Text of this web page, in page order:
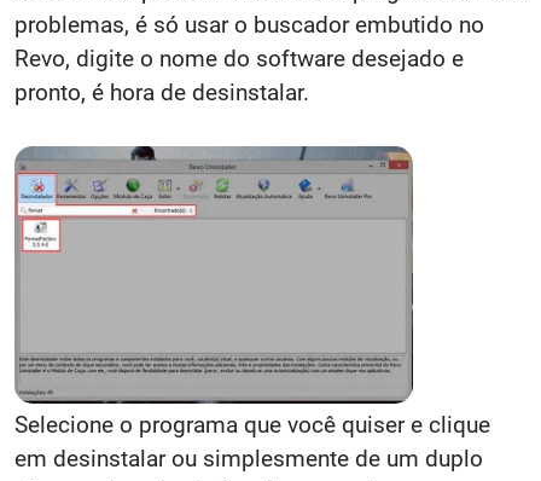
problemas, é só usar o buscador embutido no
Revo, digite o nome do software desejado e
pronto, é hora de desinstalar.
Selecione o programa que você quiser e clique
em desinstalar ou simplesmente de um duplo